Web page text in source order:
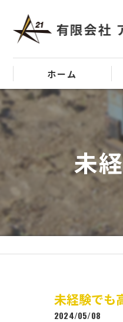
ホーム
未
未経験でも
2024/05/08